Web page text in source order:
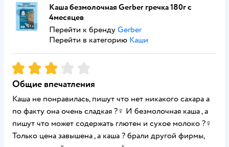
Каша безмолочная Gerber гречка 180г с
4месяцев
Перейти к бренду Gerber
Перейти в категорию Каши
Рейтинг:3
Общие впечатления
Каша не понравилась, пишут что нет никакого сахара а
по факту она очень сладкая ?♀️ И безмолочная каша , а
пишут что может содержать глютен и сухое молоко ?♀️
Только цена завышена , а каша ? брали другой фирмы,